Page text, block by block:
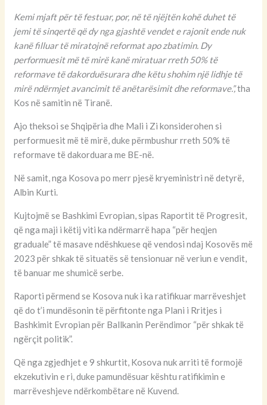
Kemi mjaft për të festuar, por, në të njëjtën kohë duhet të
jemi të sinqertë që dy nga gjashtë vendet e rajonit ende nuk
kanë filluar të miratojnë reformat apo zbatimin. Dy
performuesit më të mirë kanë miratuar rreth 50% të
reformave të dakorduësurara dhe këtu shohim një lidhje të
mirë ndërmjet avancimit të anëtarësimit dhe reformave.”,tha
Kos në samitin në Tiranë.
Ajo theksoi se Shqipëria dhe Mali i Zi konsiderohen si
performuesit më të mirë, duke përmbushur rreth 50% të
reformave të dakorduara me BE-në.
Në samit, nga Kosova po merr pjesë kryeministri në detyrë,
Albin Kurti.
Kujtojmë se Bashkimi Evropian, sipas Raportit të Progresit,
që nga maji i këtij viti ka ndërmarrë hapa “për heqjen
graduale” të masave ndëshkuese që vendosi ndaj Kosovës më
2023 për shkak të situatës së tensionuar në veriun e vendit,
të banuar me shumicë serbe.
Raporti përmend se Kosova nuk i ka ratifikuar marrëveshjet
që do t’i mundësonin të përfitonte nga Plani i Rritjes i
Bashkimit Evropian për Ballkanin Perëndimor “për shkak të
ngërçit politik”.
Që nga zgjedhjet e 9 shkurtit, Kosova nuk arriti të formojë
ekzekutivin e ri, duke pamundësuar kështu ratifikimin e
marrëveshjeve ndërkombëtare në Kuvend.